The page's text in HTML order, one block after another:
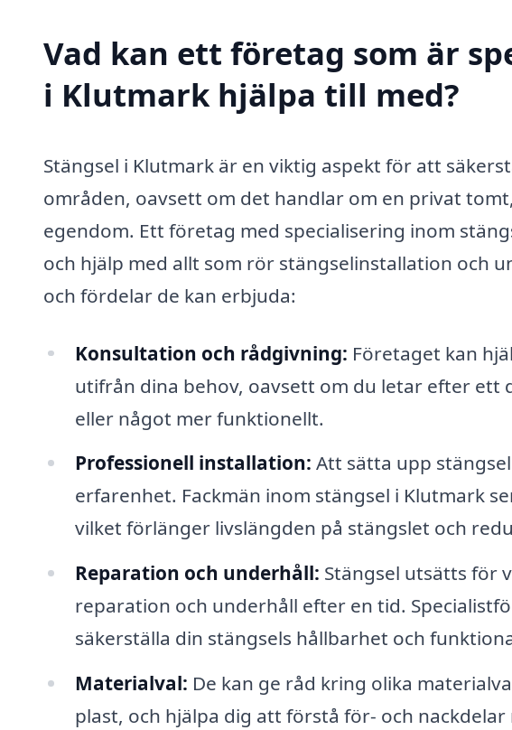
Vad kan ett företag som är
i Klutmark hjälpa till med?
Stängsel i Klutmark är en viktig aspekt för att
områden, oavsett om det handlar om en privat
egendom. Ett företag med specialisering inom
och hjälp med allt som rör stängselinstallation och
och fördelar de kan erbjuda:
Konsultation och rådgivning: Företaget kan
utifrån dina behov, oavsett om du letar efter ett
eller något mer funktionellt.
Professionell installation: Att sätta upp
erfarenhet. Fackmän inom stängsel i Klutmark
vilket förlänger livslängden på stängslet och
Reparation och underhåll: Stängsel utsätts för
reparation och underhåll efter en tid.
säkerställa din stängsels hållbarhet och
Materialval: De kan ge råd kring olika
plast, och hjälpa dig att förstå för- och